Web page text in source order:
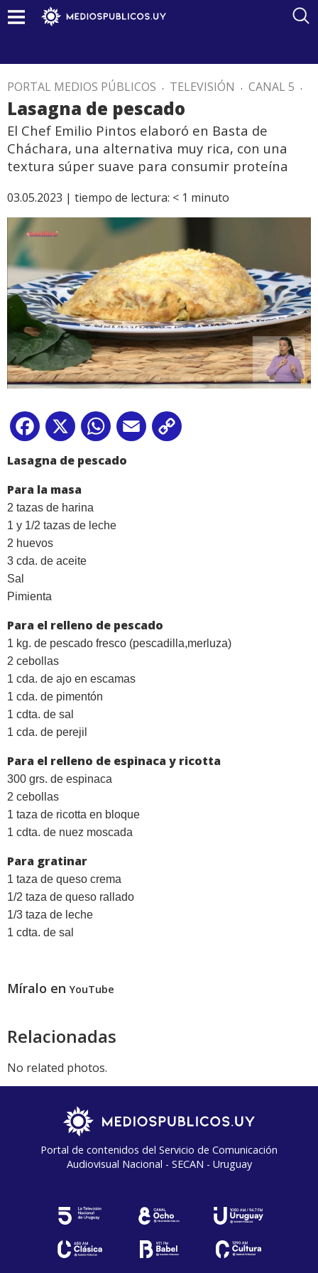
PORTAL MEDIOS PÚBLICOS . TELEVISIÓN . CANAL 5 .
Lasagna de pescado
El Chef Emilio Pintos elaboró en Basta de
Cháchara, una alternativa muy rica, con una
textura súper suave para consumir proteína
03.05.2023 | tiempo de lectura: < 1 minuto
Facebook
X WhatsApp
Email
Lasagna de pescado
Para la masa
2 tazas de harina
1 y 1/2 tazas de leche
2 huevos
3 cda. de aceite
Sal
Pimienta
Para el relleno de pescado
1 kg. de pescado fresco (pescadilla,merluza)
2 cebollas
1 cda. de ajo en escamas
1 cda. de pimentón
1 cdta. de sal
1 cda. de perejil
Para el relleno de espinaca y ricotta
300 grs. de espinaca
2 cebollas
1 taza de ricotta en bloque
1 cdta. de nuez moscada
Para gratinar
1 taza de queso crema
1/2 taza de queso rallado
1/3 taza de leche
1 cdta. de sal
Míralo enYouTube
Relacionadas
No related photos.
Portal de contenidos del Servicio de Comunicación
Audiovisual Nacional - SECAN - Uruguay